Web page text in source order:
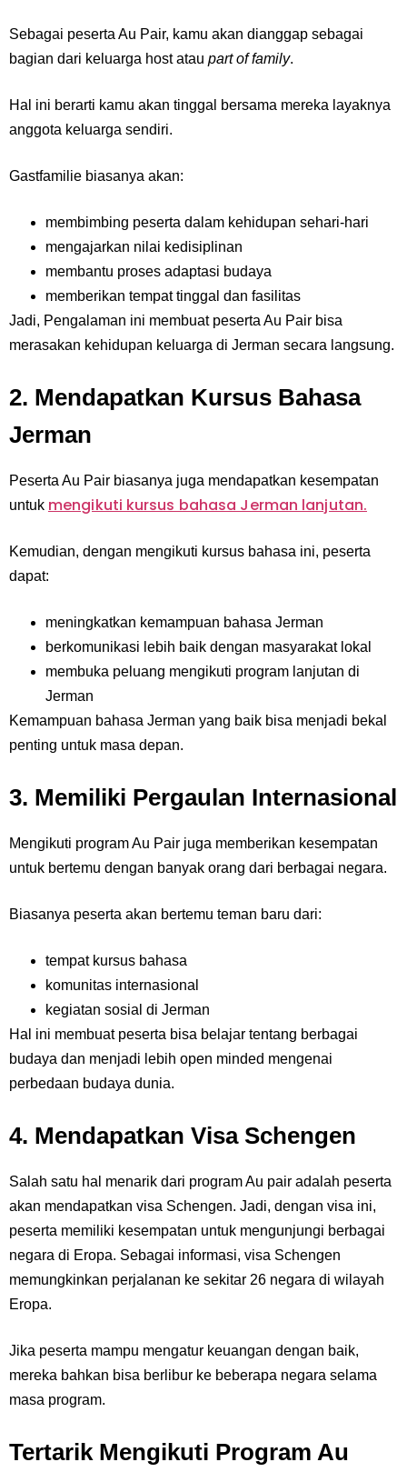
Sebagai peserta Au Pair, kamu akan dianggap sebagai
bagian dari keluarga host atau part of family.
Hal ini berarti kamu akan tinggal bersama mereka layaknya
anggota keluarga sendiri.
Gastfamilie biasanya akan:
membimbing peserta dalam kehidupan sehari-hari
mengajarkan nilai kedisiplinan
membantu proses adaptasi budaya
memberikan tempat tinggal dan fasilitas
Jadi, Pengalaman ini membuat peserta Au Pair bisa
merasakan kehidupan keluarga di Jerman secara langsung.
2. Mendapatkan Kursus Bahasa
Jerman
Peserta Au Pair biasanya juga mendapatkan kesempatan
untuk mengikuti kursus bahasa Jerman lanjutan.
Kemudian, dengan mengikuti kursus bahasa ini, peserta
dapat:
meningkatkan kemampuan bahasa Jerman
berkomunikasi lebih baik dengan masyarakat lokal
membuka peluang mengikuti program lanjutan di
Jerman
Kemampuan bahasa Jerman yang baik bisa menjadi bekal
penting untuk masa depan.
3. Memiliki Pergaulan Internasional
Mengikuti program Au Pair juga memberikan kesempatan
untuk bertemu dengan banyak orang dari berbagai negara.
Biasanya peserta akan bertemu teman baru dari:
tempat kursus bahasa
komunitas internasional
kegiatan sosial di Jerman
Hal ini membuat peserta bisa belajar tentang berbagai
budaya dan menjadi lebih open minded mengenai
perbedaan budaya dunia.
4. Mendapatkan Visa Schengen
Salah satu hal menarik dari program Au pair adalah peserta
akan mendapatkan visa Schengen. Jadi, dengan visa ini,
peserta memiliki kesempatan untuk mengunjungi berbagai
negara di Eropa. Sebagai informasi, visa Schengen
memungkinkan perjalanan ke sekitar 26 negara di wilayah
Eropa.
Jika peserta mampu mengatur keuangan dengan baik,
mereka bahkan bisa berlibur ke beberapa negara selama
masa program.
Tertarik Mengikuti Program Au